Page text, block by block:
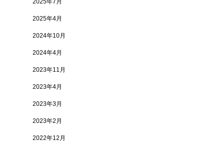
2025年7月
2025年4月
2024年10月
2024年4月
2023年11月
2023年4月
2023年3月
2023年2月
2022年12月